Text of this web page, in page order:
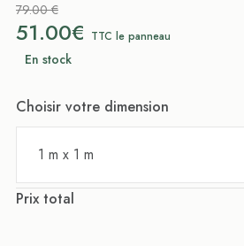
79.00 €
51.00€ TTC le panneau
En stock
Choisir votre dimension
1 m x 1 m
Prix total